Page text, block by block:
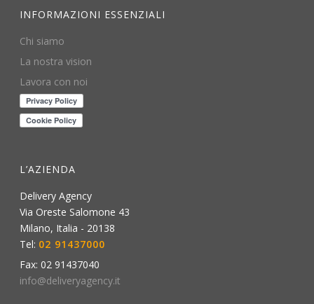
INFORMAZIONI ESSENZIALI
Chi siamo
La nostra vision
Lavora con noi
L’AZIENDA
Delivery Agency
Via Oreste Salomone 43
Milano, Italia - 20138
Tel: 02 91437000
Fax:02 91437040
info@deliveryagency.it